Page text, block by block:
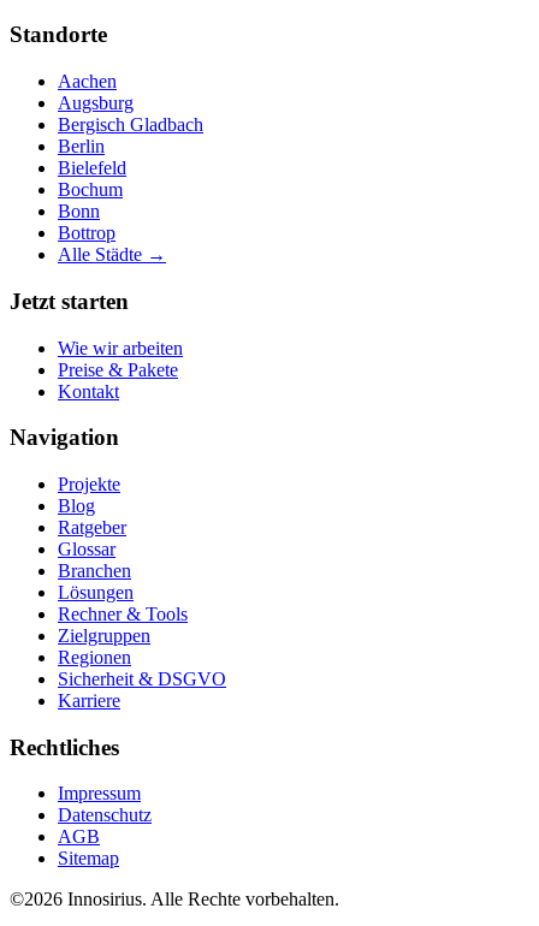
Standorte
Aachen
Augsburg
Bergisch Gladbach
Berlin
Bielefeld
Bochum
Bonn
Bottrop
Alle Städte →
Jetzt starten
Wie wir arbeiten
Preise & Pakete
Kontakt
Navigation
Projekte
Blog
Ratgeber
Glossar
Branchen
Lösungen
Rechner & Tools
Zielgruppen
Regionen
Sicherheit & DSGVO
Karriere
Rechtliches
Impressum
Datenschutz
AGB
Sitemap
©2026 Innosirius. Alle Rechte vorbehalten.